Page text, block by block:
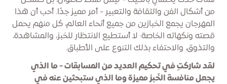
من أشكال الفن والثقافة والتعبير - أمر مميز جدًا. أحب أن هذا
المهرجان يجمع الخبازين من جميع أنحاء العالم، كل منهم يحمل
قصته ونكهاته الخاصة: لا أستطيع الانتظار للخبز، والمشاهدة،
والتذوق، والاحتفاء بذلك التنوع على الأطباق.
لقد شاركتِ في تحكيم العديد من المسابقات - ما الذي
يجعل منافسة الخَبز مميزة وما الذي ستبحثين عنه في